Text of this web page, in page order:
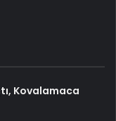
Kovalamaca